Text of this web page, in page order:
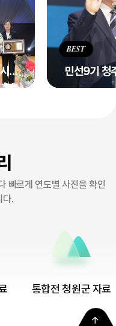
제11회 청주시민의날 기념행사,시민대상 시상식 민선9기 청
빠르게 연도별 사진을 확인
다.
통합전 청원군 자료